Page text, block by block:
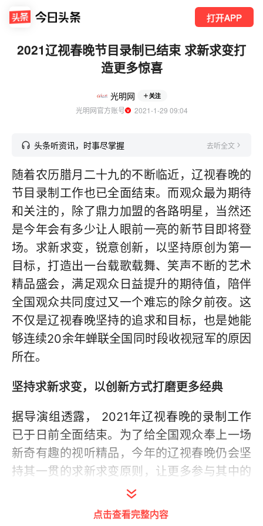
打开APP
2021辽视春晚节目录制已结束 求新求变打
造更多惊喜
光明网 关注
光明网官方账号
  2021-1-29 09:04
头条听资讯，时事尽掌握 去听全文
随着农历腊月二十九的不断临近，辽视春晚的
节目录制工作也已全面结束。而观众最为期待
和关注的，除了鼎力加盟的各路明星，当然还
是今年会有多少让人眼前一亮的新节目即将登
场。求新求变，锐意创新，以坚持原创为第一
目标，打造出一台载歌载舞、笑声不断的艺术
精品盛会，满足观众日益提升的期待值，陪伴
全国观众共同度过又一个难忘的除夕前夜。这
不仅是辽视春晚坚持的追求和目标，也是她能
够连续20余年蝉联全国同时段收视冠军的原因
所在。
坚持求新求变，以创新方式打磨更多经典
据导演组透露， 2021年辽视春晚的录制工作
已于日前全面结束。为了给全国观众奉上一场
新奇有趣的视听精品，今年的辽视春晚仍会坚
持其一贯的求新求变原则，让更多参与其中的
明星嘉宾在节目中实现华丽转身，以各种新奇
有趣的方式，创新推出一个个好看好玩的精品
点击查看完整内容